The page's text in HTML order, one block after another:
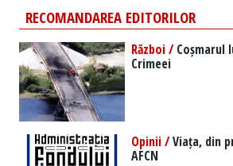
RECOMANDAREA EDITORILOR
Război /Coșmarul
Crimeei
Opinii /Viața, din
AFCN